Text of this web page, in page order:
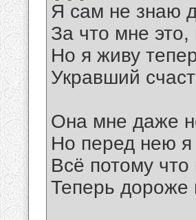
Я сам не знаю
За что мне
Но я живу
Укравший
Она мне даже
Но перед нею я
Всё потому
Теперь дороже